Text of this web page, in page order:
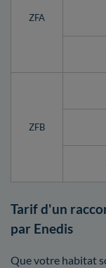
ZFA
ZFB
Tarif d'un
par Enedis
Que votre habitat